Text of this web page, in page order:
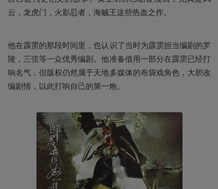
云，龙虎门，火影忍者，海贼王这些热血之作。
他在霹雳的那段时间里，也认识了当时为霹雳担当编剧的罗
陵，三弦等一众优秀编剧。他准备借用一部分在霹雳已经打
响名气，但版权仍然属于天地多媒体的布袋戏角色，大胆改
编剧情，以此打响自己的第一炮。